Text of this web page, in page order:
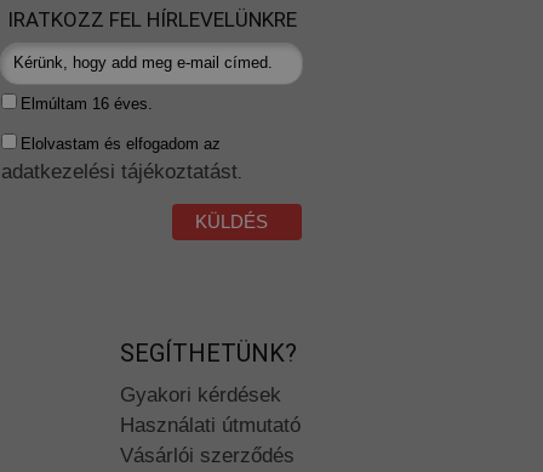
IRATKOZZ FEL HÍRLEVELÜNKRE
Elmúltam 16 éves.
Elolvastam és elfogadom az
adatkezelési tájékoztatást
KÜLDÉS
SEGÍTHETÜNK?
Gyakori kérdések
Használati útmutató
Vásárlói szerződés